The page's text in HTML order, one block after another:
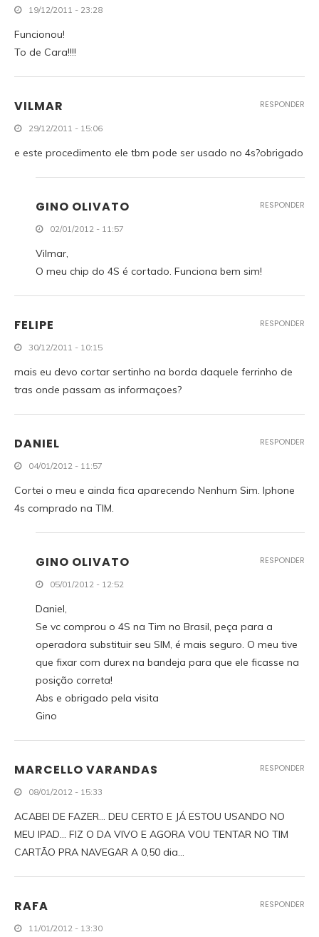
19/12/2011 - 23:28
Funcionou!
To de Cara!!!!
VILMAR
29/12/2011 - 15:06
e este procedimento ele tbm pode ser usado no 4s?obrigado
RESPONDER
GINO OLIVATO
02/01/2012 - 11:57
Vilmar,
O meu chip do 4S é cortado. Funciona bem sim!
RESPONDER
FELIPE
30/12/2011 - 10:15
mais eu devo cortar sertinho na borda daquele ferrinho de
tras onde passam as informaçoes?
RESPONDER
DANIEL
04/01/2012 - 11:57
Cortei o meu e ainda fica aparecendo Nenhum Sim. Iphone
4s comprado na TIM.
RESPONDER
GINO OLIVATO
05/01/2012 - 12:52
Daniel,
Se vc comprou o 4S na Tim no Brasil, peça para a
operadora substituir seu SIM, é mais seguro. O meu tive
que fixar com durex na bandeja para que ele ficasse na
posição correta!
Abs e obrigado pela visita
Gino
RESPONDER
MARCELLO VARANDAS
08/01/2012 - 15:33
ACABEI DE FAZER… DEU CERTO E JÁ ESTOU USANDO NO
MEU IPAD… FIZ O DA VIVO E AGORA VOU TENTAR NO TIM
CARTÃO PRA NAVEGAR A 0,50 dia…
RESPONDER
RAFA
11/01/2012 - 13:30
RESPONDER